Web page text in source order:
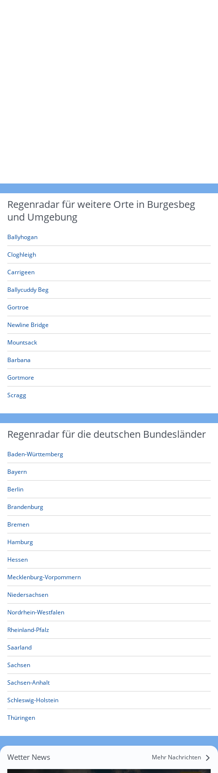
Regenradar für weitere Orte in Burgesbeg
und Umgebung
Ballyhogan
Cloghleigh
Carrigeen
Ballycuddy Beg
Gortroe
Newline Bridge
Mountsack
Barbana
Gortmore
Scragg
Regenradar für die deutschen Bundesländer
Baden-Württemberg
Bayern
Berlin
Brandenburg
Bremen
Hamburg
Hessen
Mecklenburg-Vorpommern
Niedersachsen
Nordrhein-Westfalen
Rheinland-Pfalz
Saarland
Sachsen
Sachsen-Anhalt
Schleswig-Holstein
Thüringen
Wetter News Mehr Nachrichten